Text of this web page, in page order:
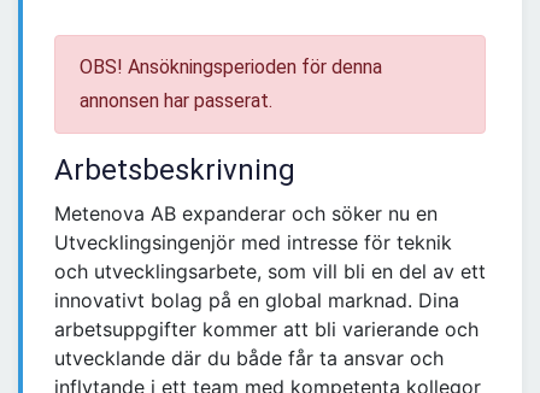
OBS! Ansökningsperioden för denna
annonsen har passerat.
Arbetsbeskrivning
Metenova AB expanderar och söker nu en
Utvecklingsingenjör med intresse för teknik
och utvecklingsarbete, som vill bli en del av ett
innovativt bolag på en global marknad. Dina
arbetsuppgifter kommer att bli varierande och
utvecklande där du både får ta ansvar och
inflytande i ett team med kompetenta kollegor